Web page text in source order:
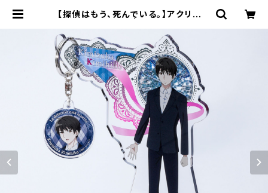
【探偵はもう、死んでいる。】アクリルキ